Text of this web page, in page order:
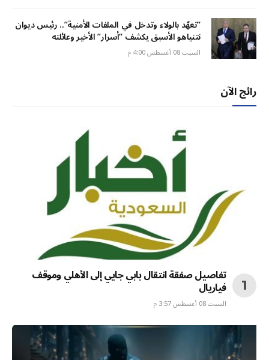
“تعهّد بالولاء وتدخل في الملفات الأمنية”.. رئيس ديوان
نتنياهو الأسبق يكشف “أسرار” الأخير وعائلته
السبت 08 أغسطس 4:00 م
رائج الآن
تفاصيل صفقة انتقال بابي جايي إلى الأهلي وموقف
فياريال
السبت 08 أغسطس 3:57 م